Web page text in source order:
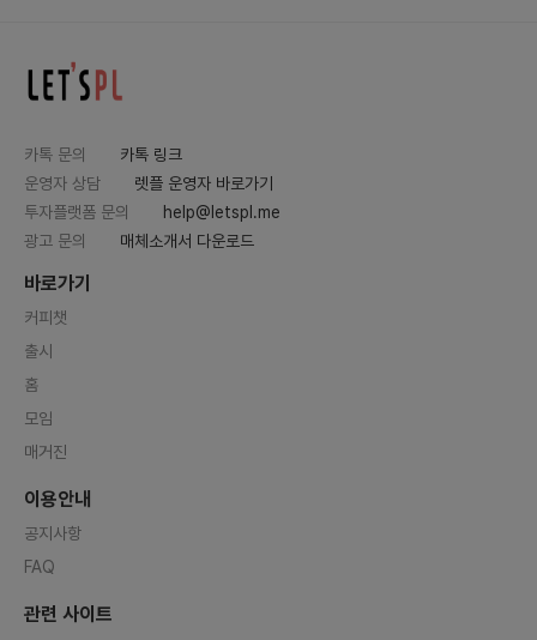
카톡 문의
카톡 링크
운영자 상담
렛플 운영자 바로가기
투자플랫폼 문의
help@letspl.me
광고 문의
매체소개서 다운로드
바로가기
커피챗
출시
홈
모임
매거진
이용안내
공지사항
FAQ
관련 사이트